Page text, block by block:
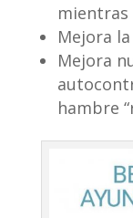
mientras
Mejora
Mejora
hambre